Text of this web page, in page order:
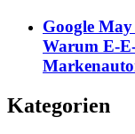
Google May
Warum E-
Kategorien